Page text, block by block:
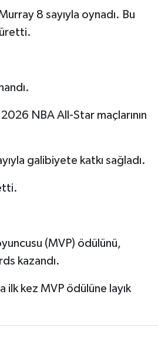
8 sayıyla oynadı. Bu
üretti.
NBA All-Star maçlarının
galibiyete katkı sağladı.
(MVP) ödülünü,
kazandı.
ilk kez MVP ödülüne layık